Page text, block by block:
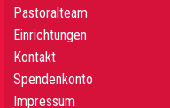
Pastoralteam
Einrichtungen
Kontakt
Spendenkonto
Impressum